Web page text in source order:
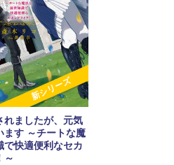
新シリーズ
れましたが、元気
ます ～チートな魔
で快適便利なセカ
～